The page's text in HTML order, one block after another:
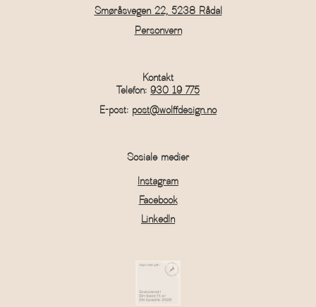
Smøråsvegen 22, 5238 Rådal
Personvern
Kontakt
Telefon: 930 19 775
E-post: post@wolffdesign.no
Sosiale medier
Instagram
Facebook
LinkedIn